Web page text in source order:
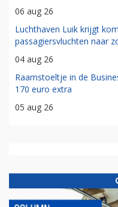
06 aug 26
Luchthaven Luik krijgt
passagiersvluchten naar
04 aug 26
Raamstoeltje in de
170 euro extra
05 aug 26